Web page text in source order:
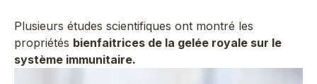
Plusieurs études scientifiques ont montré les
propriétés bienfaitrices de la gelée royale sur le
système immunitaire.